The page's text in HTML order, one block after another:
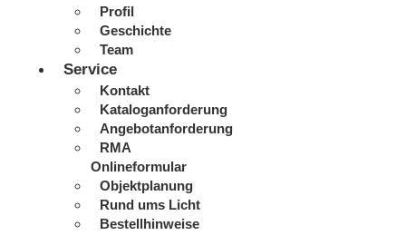
Profil
Geschichte
Team
Service
Kontakt
Kataloganforderung
Angebotanforderung
RMA
Onlineformular
Objektplanung
Rund ums Licht
Bestellhinweise